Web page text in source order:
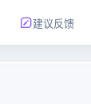
建议反馈